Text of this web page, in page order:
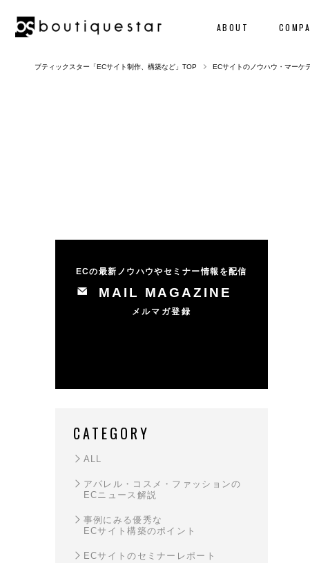
ABOUT
ブティックスター「ECサイト制作、構築など」TOP ECサイトのノウハウ・マーケ
ECの最新ノウハウやセミナー情報を配信
MAIL MAGAZINE
メルマガ登録
CATEGORY
ALL
アパレル・コスメ・ファッションの
ECニュース解説
事例にみる優秀な
ECサイト構築のポイント
ECサイトのセミナーレポート